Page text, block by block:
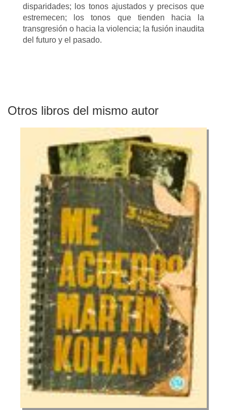
disparidades; los tonos ajustados y precisos que
estremecen; los tonos que tienden hacia la
transgresión o hacia la violencia; la fusión inaudita
del futuro y el pasado.
Otros libros del mismo autor